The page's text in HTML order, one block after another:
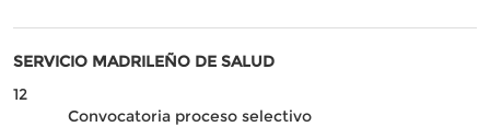
SERVICIO MADRILEÑO DE SALUD
12
Convocatoria proceso selectivo